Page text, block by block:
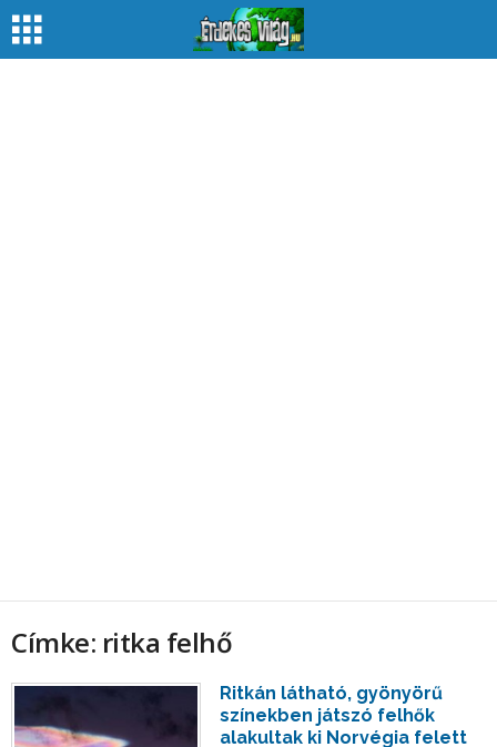
Címke: ritka felhő
Ritkán látható, gyönyörű
színekben játszó felhők
alakultak ki Norvégia felett